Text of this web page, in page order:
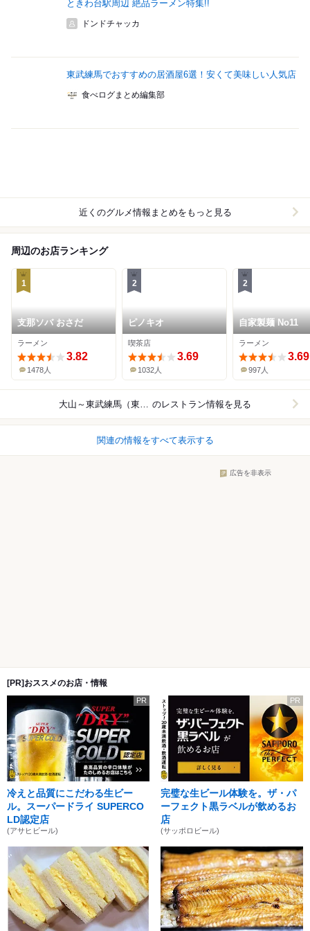
ときわ台駅周辺 絶品ラーメン特集!!
ドンドチャッカ
東武練馬でおすすめの居酒屋6選！安くて美味しい人気店
食べログまとめ編集部
近くのグルメ情報まとめをもっと見る
周辺のお店ランキング
1
支那ソバ おさだ
ラーメン
3.82
1478人
2
ピノキオ
喫茶店
3.69
1032人
2
自家製麺 No11
ラーメン
3.69
997人
のレストラン情報を見る
関連の情報をすべて表示する
広告を非表示
[PR]おススメのお店・情報
PR
冷えと品質にこだわる生ビー
ル。スーパードライ SUPERCO
LD認定店
(アサヒビール)
PR
完璧な生ビール体験を。ザ・パ
ーフェクト黒ラベルが飲めるお
店
(サッポロビール)